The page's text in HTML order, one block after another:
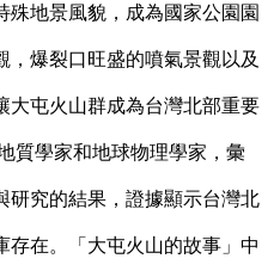
地景風貌，成為國家公園園
，爆裂口旺盛的噴氣景觀以及
大屯火山群成為台灣北部重要
質學家和地球物理學家，彙
研究的結果，證據顯示台灣北
存在。「大屯火山的故事」中